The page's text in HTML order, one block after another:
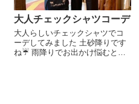
大人チェックシャツコーデ
大人らしいチェックシャツでコ
ーデしてみました 土砂降りです
ね☔ 雨降りでお出かけ悩むとき